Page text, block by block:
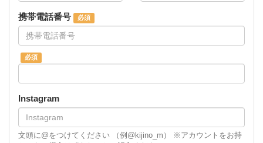
携帯電話番号
Instagram
文頭に@をつけてください （例@kijino_m） ※アカウントをお持